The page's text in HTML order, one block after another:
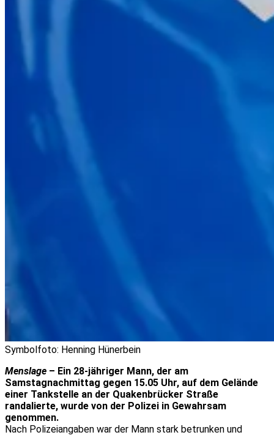
Symbolfoto: Henning Hünerbein
Menslage – Ein 28-jähriger Mann, der am
Samstagnachmittag gegen 15.05 Uhr, auf dem Gelände
einer Tankstelle an der Quakenbrücker Straße
randalierte, wurde von der Polizei in Gewahrsam
genommen.
Nach Polizeiangaben war der Mann stark betrunken und